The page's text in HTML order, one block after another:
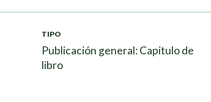
TIPO
Publicación general: Capitulo de
libro